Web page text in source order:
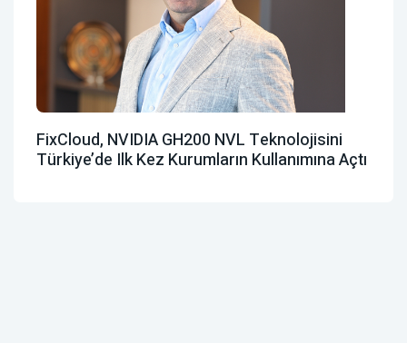
FixCloud, NVIDIA GH200 NVL Teknolojisini
Türkiye’de Ilk Kez Kurumların Kullanımına Açtı